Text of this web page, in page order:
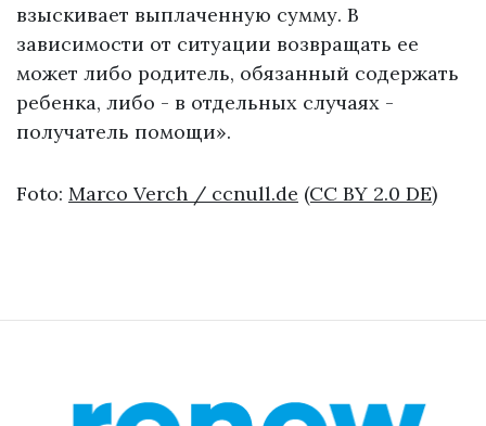
взыскивает выплаченную сумму. В
зависимости от ситуации возвращать ее
может либо родитель, обязанный содержать
ребенка, либо - в отдельных случаях -
получатель помощи».
Foto: Marco Verch / ccnull.de (CC BY 2.0 DE)